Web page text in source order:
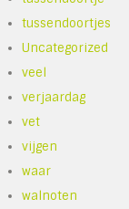
tussendoortjes
Uncategorized
veel
verjaardag
vet
vijgen
waar
walnoten